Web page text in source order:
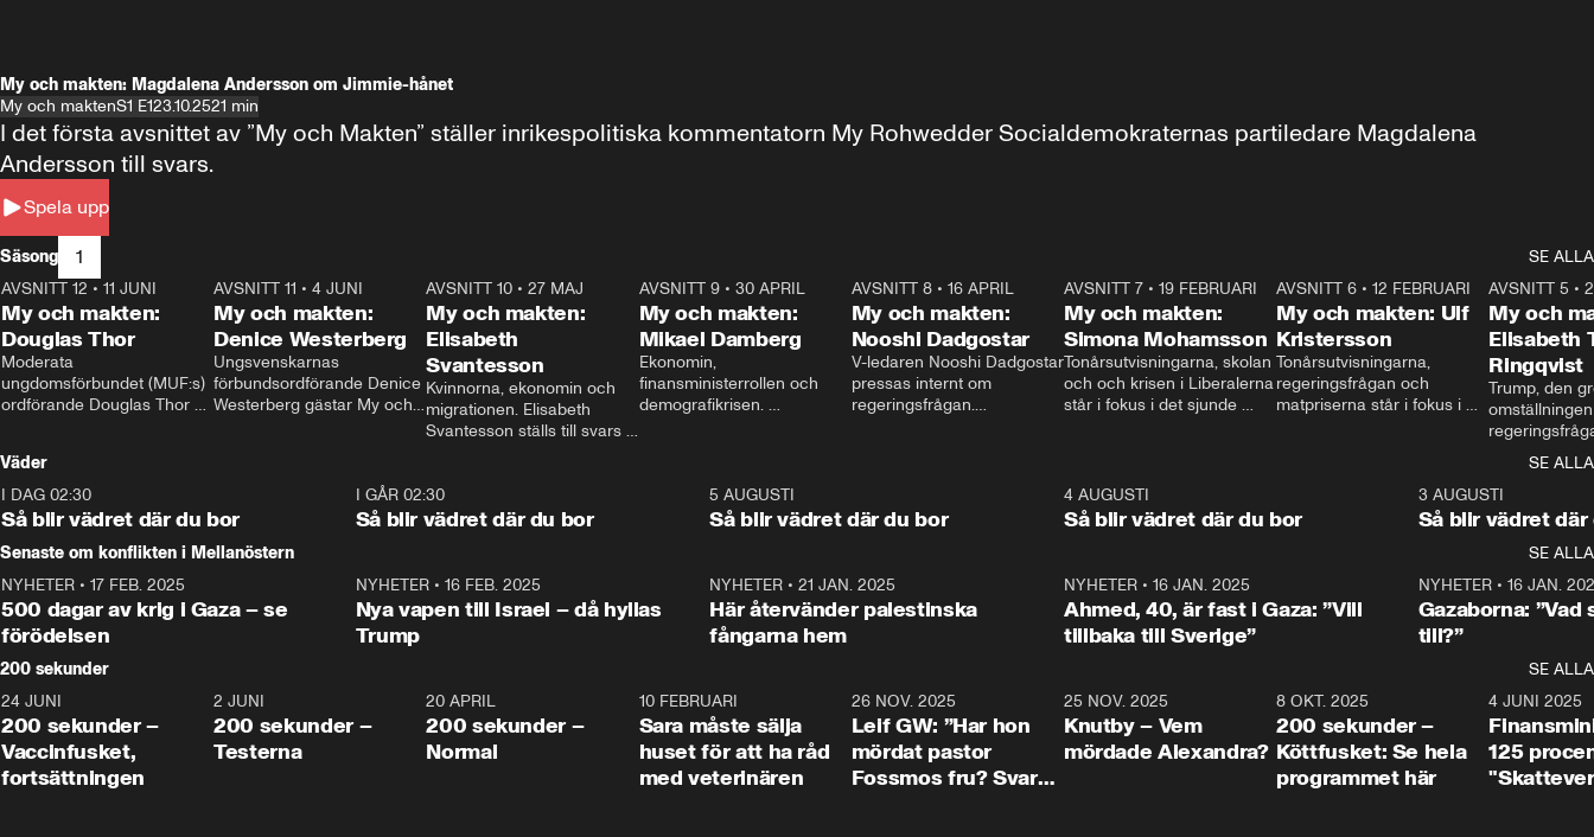
My och makten: Magdalena Andersson om Jimmie-hånet
My och maktenS1 E123.10.2521 min
Spela upp
I det första avsnittet av ”My och Makten” ställer inrikespolitiska kommentatorn My Rohwedder Socialdemokraternas partiledare Magdalena
Andersson till svars.
Säsong 1
SE ALLA
26:27
AVSNITT 12 • 11 JUNI
My och makten:
Douglas Thor
Moderata
ungdomsförbundet (MUF:s)
ordförande Douglas Thor
tonårsutvisningarna och hur
Moderaterna ska locka
väljare till valet i höst.
23:40
AVSNITT 11 •4 JUNI
My och makten:
Denice Westerberg
Ungsvenskarnas
förbundsordförande Denice
Westerberg gästar My och
AVSNITT 10 •27 MAJ
My och makten:
Elisabeth
Svantesson
Kvinnorna, ekonomin och
migrationen. Elisabeth
Svantesson ställs till svars
AVSNITT 9• 30 APRIL
My och makten:
Mikael Damberg
Ekonomin,
finansministerrollen och
demografikrisen.
och Makten.
AVSNITT 8• 16 APRIL
My och makten:
Nooshi Dadgostar
V-ledaren Nooshi Dadgostar
pressas internt om
regeringsfrågan.
– Vi ställer upp i val. Ska vi
vara med så sitter vi förstås
24:30
AVSNITT 7• 19 FEBRUARI
My och makten:
Simona Mohamsson
Tonårsutvisningarna, skolan
och och krisen i Liberalerna
står i fokus i det sjunde
kommentator My
Rohwedder ställer
utbildnings- och
Mohamsson till svars.
27:30
AVSNITT 6 •12 FEBRUARI
My och makten: Ulf
Kristersson
Tonårsutvisningarna,
regeringsfrågan och
matpriserna står i fokus i
Rohwedder ställer
statsminister Ulf Kristersson
AVSNITT 5 •
My och
Elisabeth
Ringqvist
Trump, den
centrum i
avsnittet av
Makten”. Se
Aftonbladets
Rohwedder
Thand Ring
Väder
SE ALLA
I DAG 02:30
Så blir vädret där du bor
1:06
I GÅR 02:30
Så blir vädret där du bor
5 AUGUSTI
Så blir vädret där du bor
4 AUGUSTI
Så blir vädret där du bor
3 AUGUSTI
Så blir vädret där
Senaste om konflikten i Mellanöstern
SE ALLA
NYHETER • 17 FEB. 2025
500 dagar av krig i Gaza – se
förödelsen
NYHETER• 16 FEB. 2025
Nya vapen till Israel – då hyllas
Trump
NYHETER •21 JAN. 2025
Här återvänder palestinska
fångarna hem
NYHETER• 16 JAN. 2025
Ahmed, 40, är fast i Gaza: ”Vill
tillbaka till Sverige”
NYHETER• 16 JAN.
Gazaborna:
till?”
200 sekunder
SE ALLA
5:00
24 JUNI
200 sekunder –
Vaccinfusket,
fortsättningen
4:23
2 JUNI
200 sekunder –
Testerna
20 APRIL
200 sekunder –
Normal
10 FEBRUARI
Sara måste sälja
huset för att ha råd
med veterinären
26 NOV. 2025
Leif GW: ”Har hon
mördat pastor
Fossmos fru? Svar
31:05
25 NOV. 2025
Knutby – Vem
mördade Alexandra?
4:29
8 OKT. 2025
200 sekunder –
Köttfusket: Se hela
programmet här
4 JUNI 2025
125